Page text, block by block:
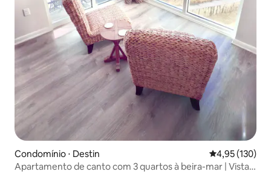
Condomínio ⋅ Destin 4,95 de uma
4,95 (130)
Apartamento de canto com 3 quartos à beira-mar | Vistas